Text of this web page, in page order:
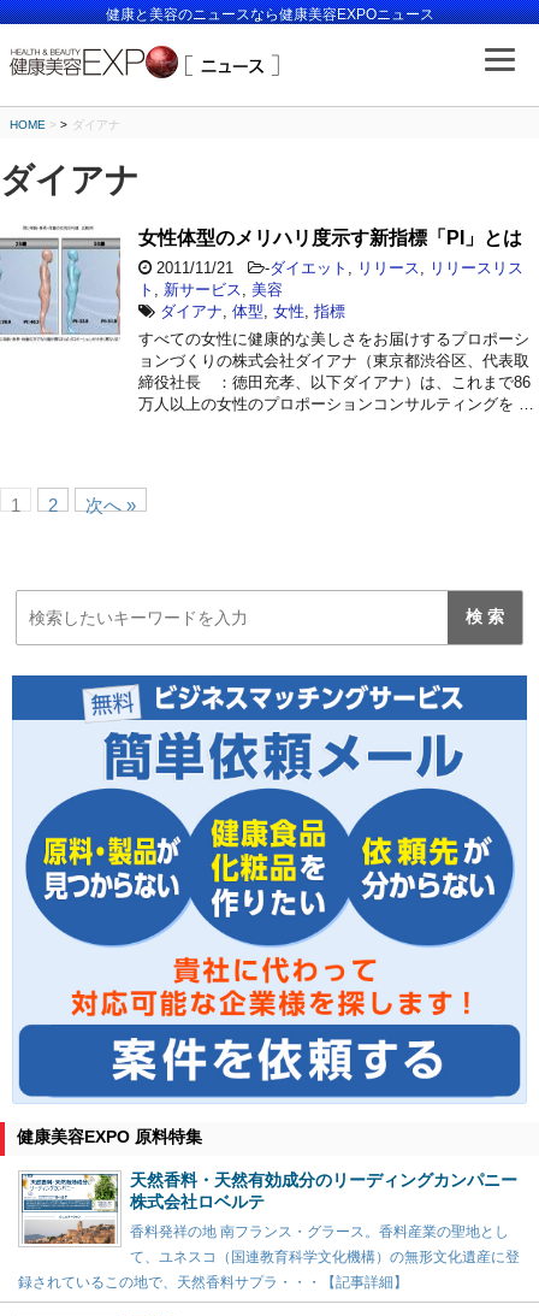
健康と美容のニュースなら健康美容EXPOニュース
HOME > ダイアナ
ダイアナ
女性体型のメリハリ度示す新指標「PI」とは
2011/11/21 -ダイエット リリース
リリースリス
ト
新サービス
美容
ダイアナ 体型 女性 指標
すべての女性に健康的な美しさをお届けするプロポーシ
ョンづくりの株式会社ダイアナ（東京都渋谷区、代表取
締役社長 ：徳田充孝、以下ダイアナ）は、これまで86
万人以上の女性のプロポーションコンサルティングを …
1 2 次へ »
健康美容EXPO 原料特集
天然香料・天然有効成分のリーディングカンパニー
株式会社ロベルテ
香料発祥の地 南フランス・グラース。香料産業の聖地とし
て、ユネスコ（国連教育科学文化機構）の無形文化遺産に登
録されているこの地で、天然香料サプラ・・・【記事詳細】